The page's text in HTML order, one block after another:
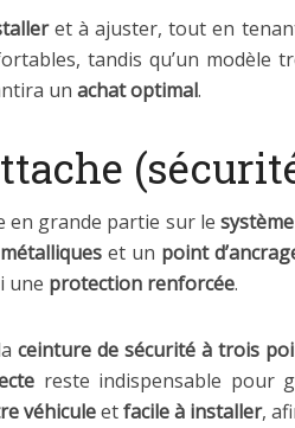
et à ajuster, tout en
tandis qu’un modèle
un achat optimal.
en grande partie sur le
et un point
une protection renforcée.
ceinture de sécurité à trois
reste indispensable pour
véhiculeetfacile à installer,